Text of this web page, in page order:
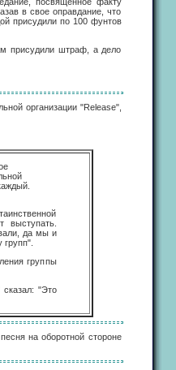
в свое оправдание, что
присудили по 100 фунтов
присудили штраф, а дело
организации "Release",
выступать.
да мы и
группы
"Это
на оборотной стороне